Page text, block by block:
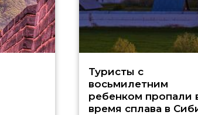
Туристы с
восьмилетним
ребенком пропали
время сплава в